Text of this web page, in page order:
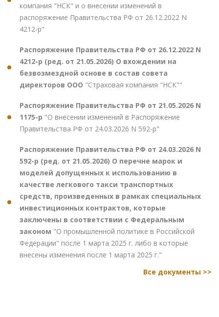
компания "НСК" и о внесении изменений в
распоряжение Правительства РФ от 26.12.2022 N
4212-р"
Распоряжение Правительства РФ от 26.12.2022 N
4212-р (ред. от 21.05.2026) О вхождении на
безвозмездной основе в состав совета
директоров ООО "Страховая компания "НСК""
Распоряжение Правительства РФ от 21.05.2026 N
1175-р "О внесении изменений в Распоряжение
Правительства РФ от 24.03.2026 N 592-р"
Распоряжение Правительства РФ от 24.03.2026 N
592-р (ред. от 21.05.2026) О перечне марок и
моделей допущенных к использованию в
качестве легкового такси транспортных
средств, произведенных в рамках специальных
инвестиционных контрактов, которые
заключены в соответствии с Федеральным
законом "О промышленной политике в Российской
Федерации" после 1 марта 2025 г. либо в которые
внесены изменения после 1 марта 2025 г."
Все документы >>